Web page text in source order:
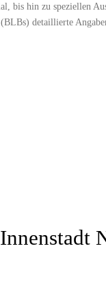
bis hin zu speziellen
detaillierte